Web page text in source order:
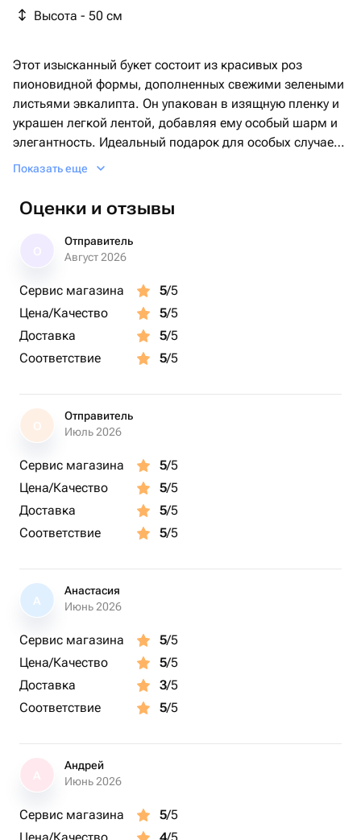
Высота - 50 см
Этот изысканный букет состоит из красивых роз
пионовидной формы, дополненных свежими зелеными
листьями эвкалипта. Он упакован в изящную пленку и
украшен легкой лентой, добавляя ему особый шарм и
элегантность. Идеальный подарок для особых случаев
или просто для того, чтобы порадовать близких людей.
Рождения, день мамы, свадьба, 8 Марта, юбилей,
выписка или крестины или просто так, без повода, что
бы порадовать дорогого или любимого человека.
Показать еще
Оценки и отзывы
Отправитель
Август 2026
Сервис магазина 5/5
Цена/Качество
5/5
Доставка
5/5
Соответствие
5/5
О
Отправитель
Июль 2026
Сервис магазина 5/5
Цена/Качество
5/5
Доставка
5/5
Соответствие
5/5
А
Анастасия
Июнь 2026
Сервис магазина 5/5
Цена/Качество
5/5
Доставка
3/5
Соответствие
5/5
Андрей
Июнь 2026
Сервис магазина 5/5